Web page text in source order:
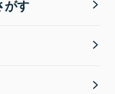
がす